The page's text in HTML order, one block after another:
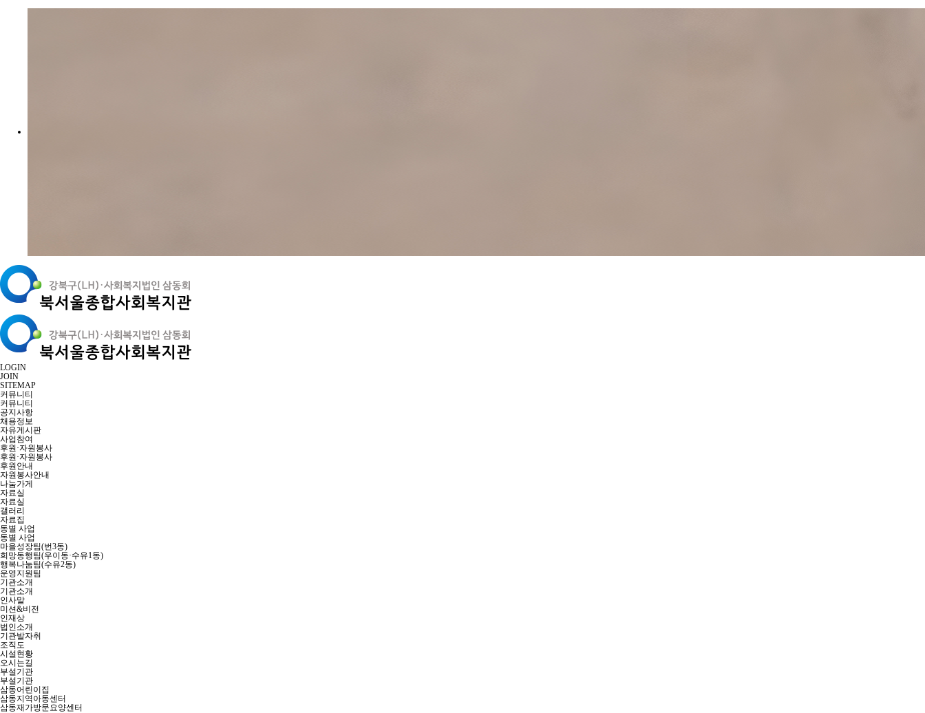
LOGIN
JOIN
SITEMAP
커뮤니티
커뮤니티
공지사항
채용정보
자유게시판
사업참여
후원·자원봉사
후원·자원봉사
후원안내
자원봉사안내
나눔가게
자료실
자료실
갤러리
자료집
동별 사업
동별 사업
마을성장팀(번3동)
희망동행팀(우이동·수유1동)
행복나눔팀(수유2동)
운영지원팀
기관소개
기관소개
인사말
미션&비전
인재상
법인소개
기관발자취
조직도
시설현황
오시는길
부설기관
부설기관
삼동어린이집
삼동지역아동센터
삼동재가방문요양센터